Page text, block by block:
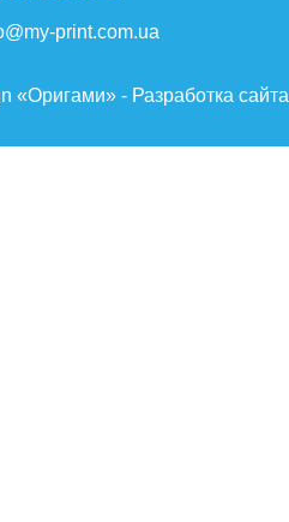
print.com.ua
«Оригами» - Разработка